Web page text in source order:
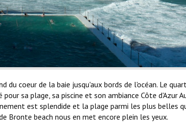
du coeur de la baie jusqu'aux bords de l'océan. Le
sa plage, sa piscine et son ambiance Côte d'Azur
est splendide et la plage parmi les plus belles
Bronte beach nous en met encore plein les yeux.